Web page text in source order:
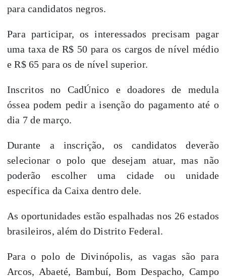
para candidatos negros.
Para participar, os interessados precisam pagar
uma taxa de R$ 50 para os cargos de nível médio
e R$ 65 para os de nível superior.
Inscritos no CadÚnico e doadores de medula
óssea podem pedir a isenção do pagamento até o
dia 7 de março.
Durante a inscrição, os candidatos deverão
selecionar o polo que desejam atuar, mas não
poderão escolher uma cidade ou unidade
específica da Caixa dentro dele.
As oportunidades estão espalhadas nos 26 estados
brasileiros, além do Distrito Federal.
Para o polo de Divinópolis, as vagas são para
Arcos, Abaeté, Bambuí, Bom Despacho, Campo